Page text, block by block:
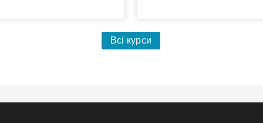
Всі курси